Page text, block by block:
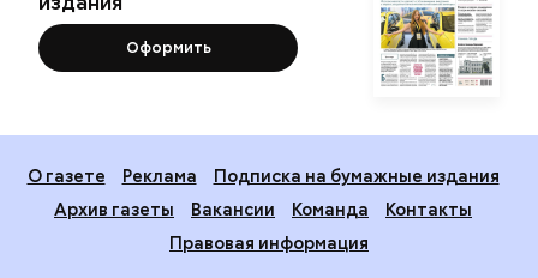
Оформить
О газете Реклама
Подписка на бумажные издания
Архив газеты
Вакансии Команда
Контакты
Правовая информация